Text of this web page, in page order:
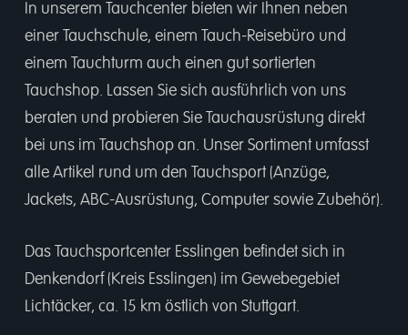
In unserem Tauchcenterbieten wir Ihnen neben
einer Tauchschule, einem Tauch-Reisebüro und
einem Tauchturm auch einen gut sortierten
Tauchshop. Lassen Sie sich ausführlich von uns
beraten und probieren Sie Tauchausrüstung direkt
bei uns im Tauchshop an. Unser Sortiment umfasst
alle Artikel rund um den Tauchsport (Anzüge,
Jackets, ABC-Ausrüstung, Computer sowie Zubehör).
Das Tauchsportcenter Esslingen befindet sich in
Denkendorf (Kreis Esslingen) im Gewebegebiet
Lichtäcker, ca. 15 km östlich von Stuttgart.